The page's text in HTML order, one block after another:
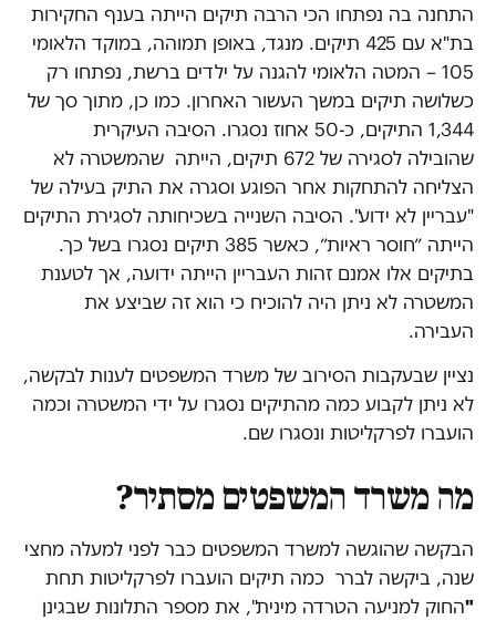
התחנה בה נפתחו הכי הרבה תיקים הייתה בענף החקירות
בת"א עם 425 תיקים. מנגד, באופן תמוהה, במוקד הלאומי
105 – המטה הלאומי להגנה על ילדים ברשת, נפתחו רק
כשלושה תיקים במשך העשור האחרון. כמו כן, מתוך סך של
1,344 התיקים, כ-50 אחוז נסגרו. הסיבה העיקרית
שהובילה לסגירה של 672 תיקים, הייתה שהמשטרה לא
הצליחה להתחקות אחר הפוגע וסגרה את התיק בעילה של
"עבריין לא ידוע". הסיבה השנייה בשכיחותה לסגירת התיקים
הייתה ״חוסר ראיות״, כאשר 385 תיקים נסגרו בשל כך.
בתיקים אלו אמנם זהות העבריין הייתה ידועה, אך לטענת
המשטרה לא ניתן היה להוכיח כי הוא זה שביצע את
העבירה.
נציין שבעקבות הסירוב של משרד המשפטים לענות לבקשה,
לא ניתן לקבוע כמה מהתיקים נסגרו על ידי המשטרה וכמה
הועברו לפרקליטות ונסגרו שם.
מה משרד המשפטים מסתיר?
הבקשה שהוגשה למשרד המשפטים כבר לפני למעלה מחצי
שנה, ביקשה לברר כמה תיקים הועברו לפרקליטות תחת
"החוק למניעה הטרדה מינית", את מספר התלונות שבגינן